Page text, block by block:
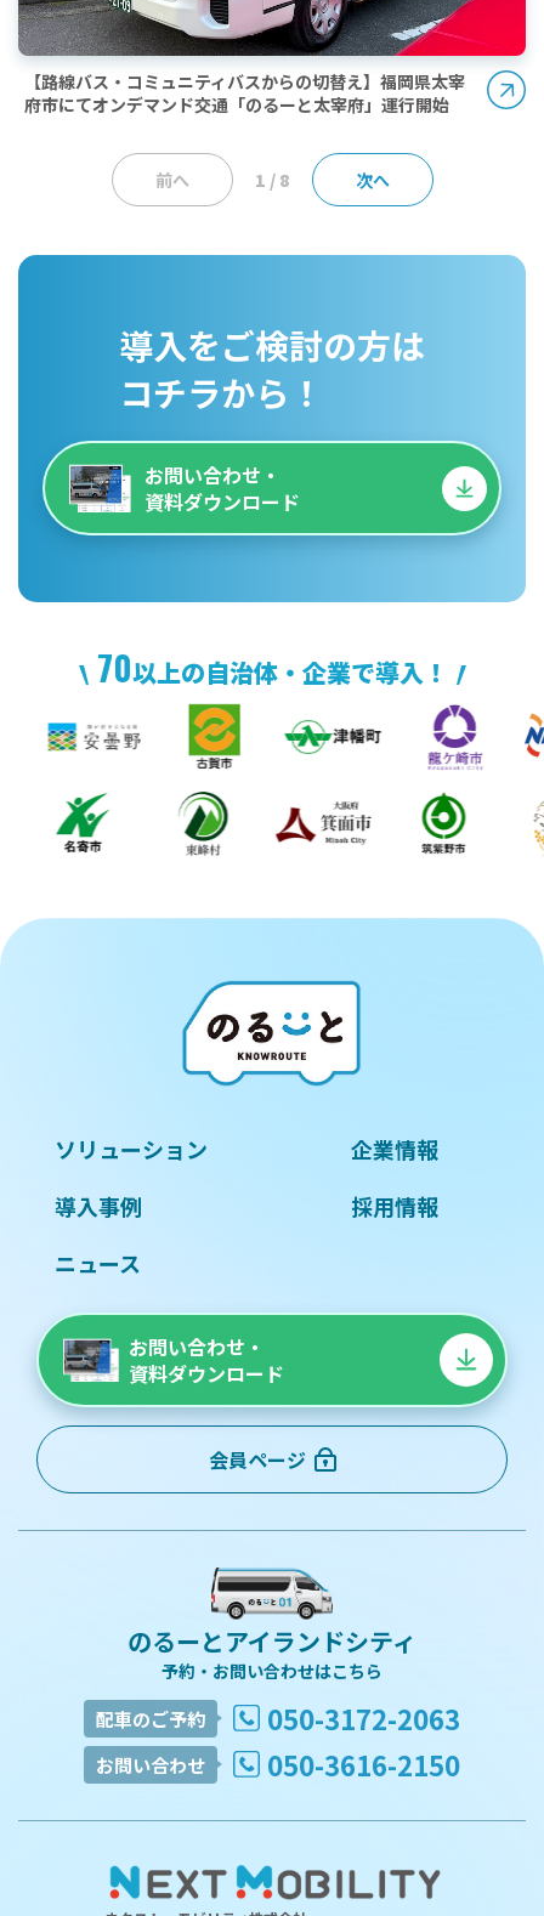
【路線バス・コミュニティバスからの切替え】福岡県太宰
府市にてオンデマンド交通「のるーと太宰府」運行開始
前へ 1 / 8 次へ
導入をご検討の方は
コチラから！
お問い合わせ・
資料ダウンロード
70以上の自治体・企業で導入！
ソリューション
導入事例
ニュース
企業情報
採用情報
お問い合わせ・
資料ダウンロード
会員ページ
のるーとアイランドシティ
予約・お問い合わせはこちら
配車のご予約 050-3172-2063
お問い合わせ 050-3616-2150